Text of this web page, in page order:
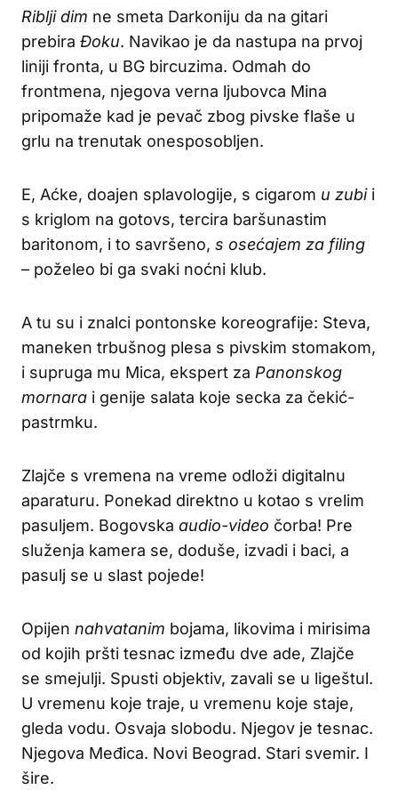
Riblji dim ne smeta Darkoniju da na gitari
prebira Đoku. Navikao je da nastupa na prvoj
liniji fronta, u BG bircuzima. Odmah do
frontmena, njegova verna ljubovca Mina
pripomaže kad je pevač zbog pivske flaše u
grlu na trenutak onesposobljen.
E, Aćke, doajen splavologije, s cigarom u zubii
s kriglom na gotovs, tercira baršunastim
baritonom, i to savršeno, s osećajem za filing
– poželeo bi ga svaki noćni klub.
A tu su i znalci pontonske koreografije: Steva,
maneken trbušnog plesa s pivskim stomakom,
i supruga mu Mica, ekspert za Panonskog
mornara i genije salata koje secka za čekić-
pastrmku.
Zlajče s vremena na vreme odloži digitalnu
aparaturu. Ponekad direktno u kotao s vrelim
pasuljem. Bogovska audio-video čorba! Pre
služenja kamera se, doduše, izvadi i baci, a
pasulj se u slast pojede!
Opijen nahvatanim bojama, likovima i mirisima
od kojih pršti tesnac između dve ade, Zlajče
se smejulji. Spusti objektiv, zavali se u ligeštul.
U vremenu koje traje, u vremenu koje staje,
gleda vodu. Osvaja slobodu. Njegov je tesnac.
Njegova Međica. Novi Beograd. Stari svemir. I
šire.